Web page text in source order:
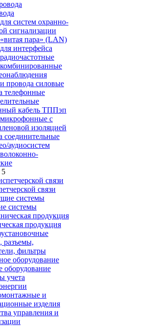
систем охранно-
сигнализации
пара» (LAN)
интерфейса
провода силовые
телефонные
кабель ТППэп
с
изоляцией
соединительные
аудиосистем
связи
системы
продукция
разъемы,
фильтры
оборудование
оборудование
учета
и
изделия
управления и